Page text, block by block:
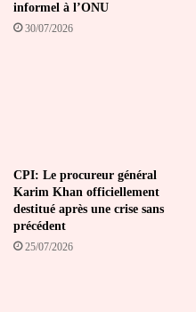
informel à l’ONU
30/07/2026
CPI: Le procureur général
Karim Khan officiellement
destitué après une crise sans
précédent
25/07/2026